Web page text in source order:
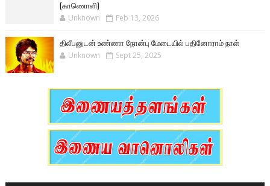
(காணொளி)
Unknown Feb 13, 2026
திலீபனுடன் உண்ணா நோன்பு மேடையில் பதினோராம் நாள்
Unknown Sept 25, 2025